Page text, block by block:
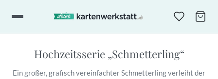
Hochzeitsserie „Schmetterling“
Ein großer, grafisch vereinfachter Schmetterling verleiht der